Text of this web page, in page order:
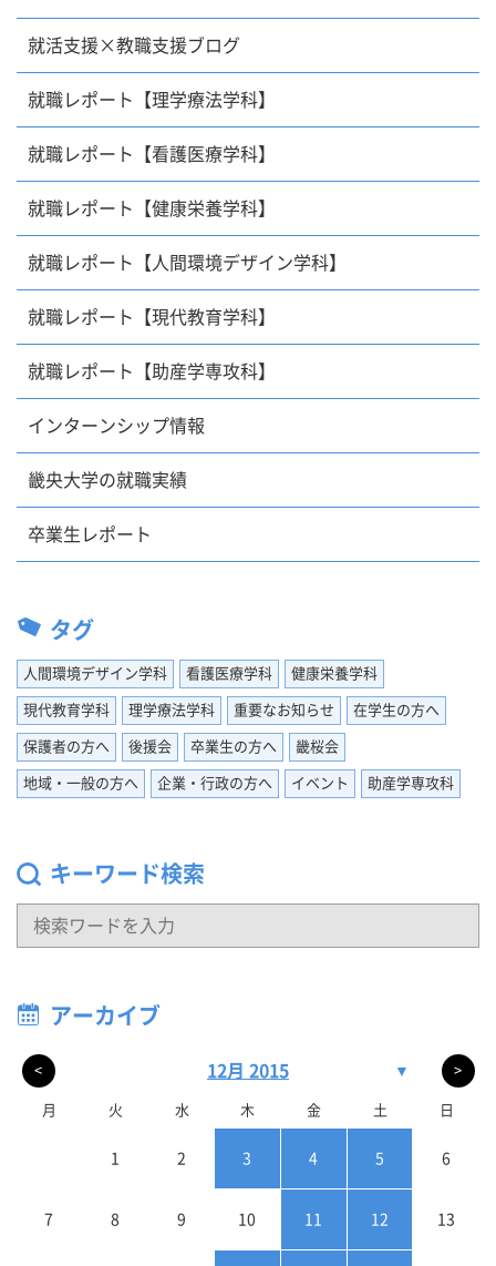
就活支援×教職支援ブログ
就職レポート【理学療法学科】
就職レポート【看護医療学科】
就職レポート【健康栄養学科】
就職レポート【人間環境デザイン学科】
就職レポート【現代教育学科】
就職レポート【助産学専攻科】
インターンシップ情報
畿央大学の就職実績
卒業生レポート
タグ
人間環境デザイン学科 看護医療学科 健康栄養学科
現代教育学科 理学療法学科 重要なお知らせ 在学生の方へ
保護者の方へ 後援会 卒業生の方へ 畿桜会
地域・一般の方へ 企業・行政の方へ イベント 助産学専攻科
キーワード検索
アーカイブ
< 12月 2015 ▼ >
月 火 水 木 金 土 日
1 2 3 4 5 6
7 8 9 10 11 12 13